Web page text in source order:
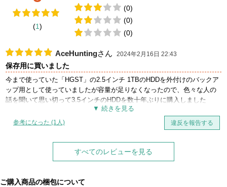
(1)
(0)
(0)
(0)
AceHuntingさん 2024年2月16日 22:43
保存用に買いました
今まで使っていた「HGST」の2.5インチ 1TBのHDDを外付けのバックア
ップ用として使っていましたが容量が足りなくなったので、色々な人の
話を聞いて思い切って3.5インチのHDDを数十年ぶりに購入しました
結果は大満足で、今まで使った外付けHDDでも音がほとんどせず
CrystalDiskInfoでも発熱はしていなくて安定しています！
そして、発想された時の梱包がとても素晴らしくきちんと箱や緩衝材が
参考になった (1人) 違反を報告する
すべてのレビューを見る
ご購入商品の梱包について